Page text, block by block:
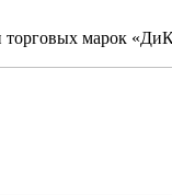
торговых марок